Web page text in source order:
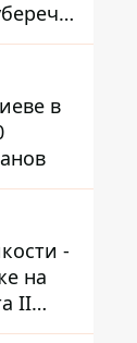
в
-
на
II